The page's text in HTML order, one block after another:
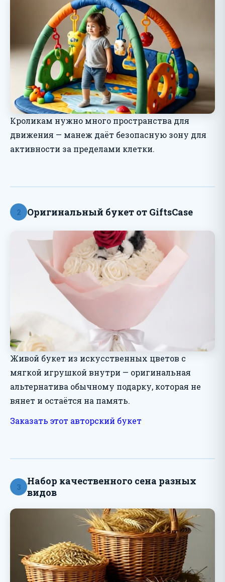
Кроликам нужно много пространства для
движения — манеж даёт безопасную зону для
активности за пределами клетки.
2 Оригинальный букет от GiftsCase
Живой букет из искусственных цветов с
мягкой игрушкой внутри — оригинальная
альтернатива обычному подарку, которая не
вянет и остаётся на память.
Заказать этот авторский букет
3
Набор качественного сена разных
видов